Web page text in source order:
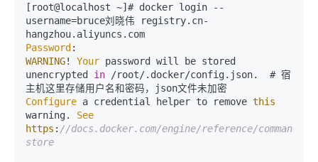
[root@localhost ~]# docker login --
username=bruce刘晓伟 registry. cn-
hangzhou. aliyuncs . com
Password
WARNING! Your password will be stored
unencrypted in /root/. docker/config. json.  # 宿
Configure a credential helper to remove this
warning. See
https : //docs.docker.com/engine/reference/
store